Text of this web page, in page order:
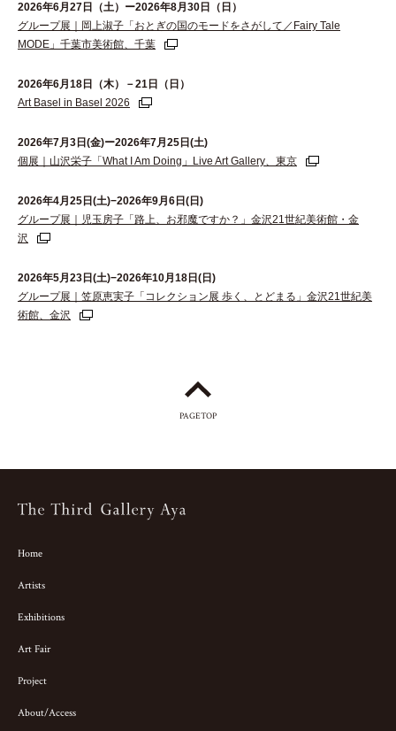
2026年6⽉27⽇（⼟）ー2026年8⽉30⽇（⽇）
グループ展｜岡上淑子「おとぎの国のモードをさがして／Fairy Tale
MODE」千葉市美術館、千葉
2026年6月18日（木）－21日（日）
Art Basel in Basel 2026
2026年7月3日(金)ー2026年7月25日(土)
個展｜山沢栄子「What I Am Doing」Live Art Gallery、東京
2026年4月25日(土)−2026年9月6日(日)
グループ展｜児玉房子「路上、お邪魔ですか？」金沢21世紀美術館・金
沢
2026年5月23日(土)−2026年10月18日(日)
グループ展｜笠原恵実子「コレクション展 歩く、とどまる」金沢21世紀美
術館、金沢
PAGETOP
Home
Artists
Exhibitions
Art Fair
Project
About/Access